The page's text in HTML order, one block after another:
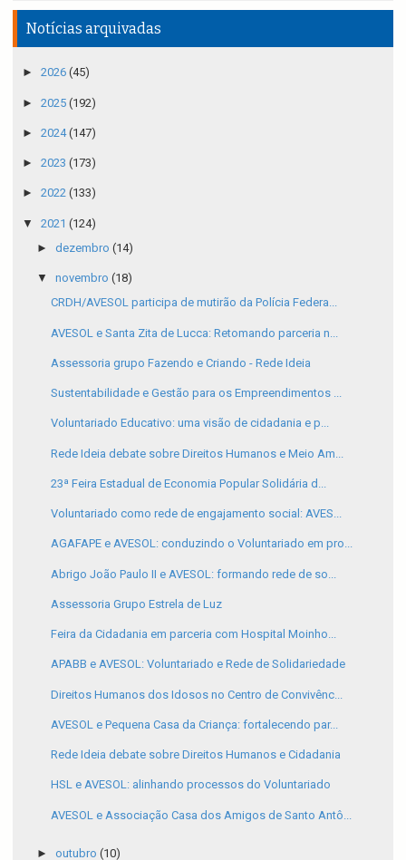
Notícias arquivadas
► 2026 (45)
► 2025 (192)
► 2024(147)
► 2023 (173)
► 2022 (133)
▼ 2021 (124)
► dezembro (14)
▼ novembro (18)
CRDH/AVESOL participa de mutirão da Polícia Federa...
AVESOL e Santa Zita de Lucca: Retomando parceria n...
Assessoria grupo Fazendo e Criando - Rede Ideia
Sustentabilidade e Gestão para os Empreendimentos ...
Voluntariado Educativo: uma visão de cidadania e p...
Rede Ideia debate sobre Direitos Humanos e Meio Am...
23ª Feira Estadual de Economia Popular Solidária d...
Voluntariado como rede de engajamento social: AVES...
AGAFAPE e AVESOL: conduzindo o Voluntariado em pro...
Abrigo João Paulo II e AVESOL: formando rede de so...
Assessoria Grupo Estrela de Luz
Feira da Cidadania em parceria com Hospital Moinho...
APABB e AVESOL: Voluntariado e Rede de Solidariedade
Direitos Humanos dos Idosos no Centro de Convivênc...
AVESOL e Pequena Casa da Criança: fortalecendo par...
Rede Ideia debate sobre Direitos Humanos e Cidadania
HSL e AVESOL: alinhando processos do Voluntariado
AVESOL e Associação Casa dos Amigos de Santo Antô...
► outubro (10)